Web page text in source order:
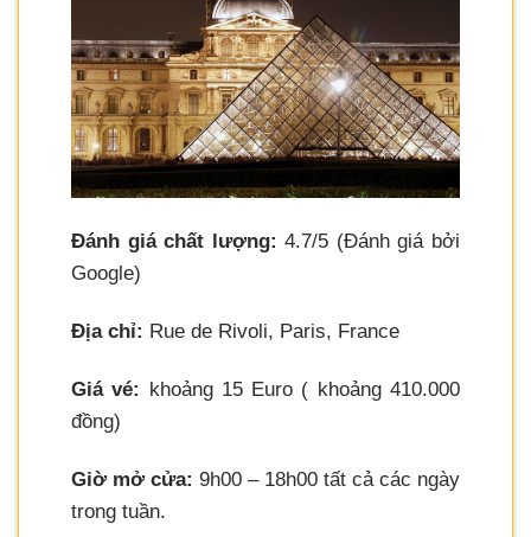
Đánh giá chất lượng: 4.7/5 (Đánh giá bởi
Google)
Địa chỉ: Rue de Rivoli, Paris, France
Giá vé: khoảng 15 Euro ( khoảng 410.000
đồng)
Giờ mở cửa: 9h00 – 18h00 tất cả các ngày
trong tuần.